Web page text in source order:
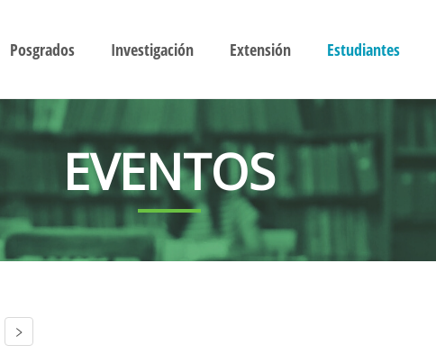
Posgrados Investigación Extensión Estudiantes
EVENTOS